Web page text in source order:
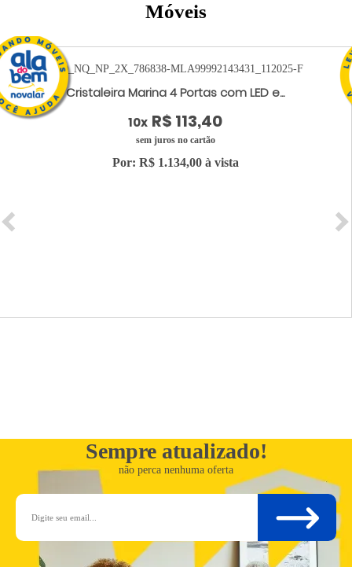
Móveis
Cristaleira Marina 4 Portas com LED e...
10x R$ 113,40
sem juros no cartão
Por: R$ 1.134,00 à vista
Sempre atualizado!
não perca nenhuma oferta